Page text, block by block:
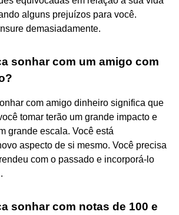
alguns prejuízos para você.
demasiadamente.
sonhar com um amigo com
com amigo dinheiro significa que
tomar terão um grande impacto e
grande escala. Você está
aspecto de si mesmo. Você precisa
com o passado e incorporá-lo
sonhar com notas de 100 e